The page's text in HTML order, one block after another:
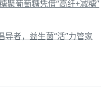
聚葡萄糖凭借“高纤+减糖”
导者，益生菌“活”力管家